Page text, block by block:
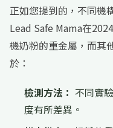
正如您提到的，不同機
Lead Safe Mama在
機奶粉的重金屬，而其
於：
檢測方法： 不同實
度有所差異。